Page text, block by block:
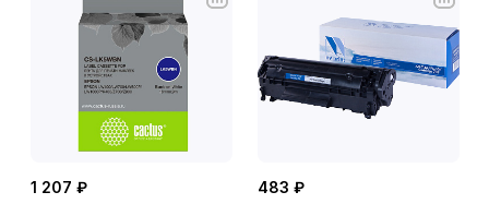
1 207 ₽
483 ₽